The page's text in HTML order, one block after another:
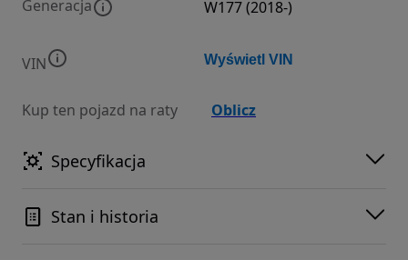
Generacja W177 (2018-)
VIN Wyświetl VIN
Kup ten pojazd na raty Oblicz
Specyfikacja
Stan i historia